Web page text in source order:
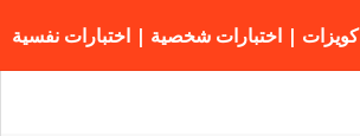
كويزات | اختبارات شخصية | اختبارات نفسية